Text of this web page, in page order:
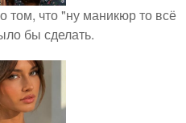
том, что "ну маникюр то всё
бы сделать.